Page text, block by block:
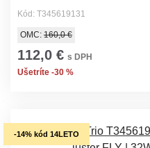
Kód: T345619131
OMC: 160,0 €
112,0 € s DPH
Ušetríte -30 %
-14% kód 14LETO